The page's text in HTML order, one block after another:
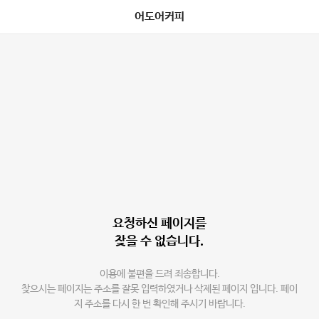
어도어커피
요청하신 페이지를
찾을 수 없습니다.
이용에 불편을 드려 죄송합니다.
찾으시는 페이지는 주소를 잘못 입력하였거나 삭제된 페이지 입니다. 페이
지 주소를 다시 한 번 확인해 주시기 바랍니다.